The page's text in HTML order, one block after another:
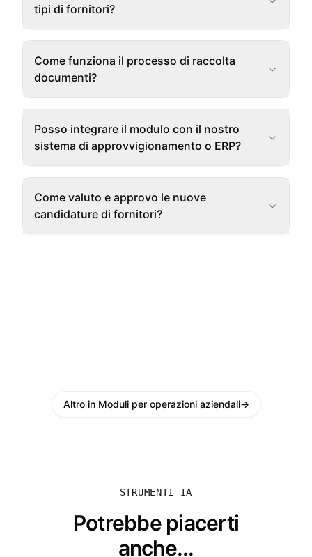
tipi di fornitori?
Come funziona il processo di raccolta
documenti?
Posso integrare il modulo con il nostro
sistema di approvvigionamento o ERP?
Come valuto e approvo le nuove
candidature di fornitori?
Altro in Moduli per operazioni aziendali→
STRUMENTI IA
Potrebbe piacerti
anche...